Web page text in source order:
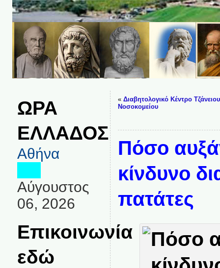
ΩΡΑ
ΕΛΛΑΔΟΣ
Αθήνα
Αύγουστος
06, 2026
Επικοινωνία
εδώ
« Διαβητολογικό Κέντρο Τζάνειου
Νοσοκομείου
Πόσο
κίνδυνο
πατάτες